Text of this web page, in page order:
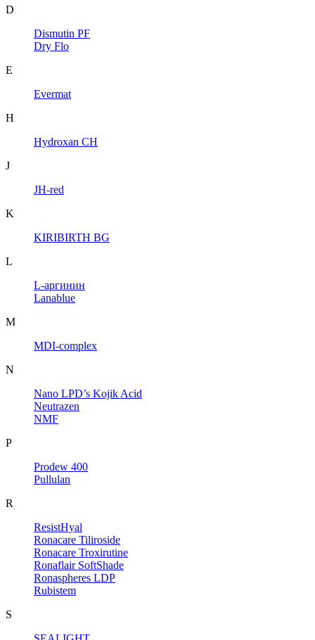
D
Dismutin PF
Dry Flo
E
Evermat
H
Hydroxan CH
J
JH-red
K
KIRIBIRTH BG
L
L-аргинин
Lanablue
M
MDI-complex
N
Nano LPD’s Kojik Acid
Neutrazen
NMF
P
Prodew 400
Pullulan
R
ResistHyal
Ronacare Tiliroside
Ronacare Troxirutine
Ronaflair SoftShade
Ronaspheres LDP
Rubistem
S